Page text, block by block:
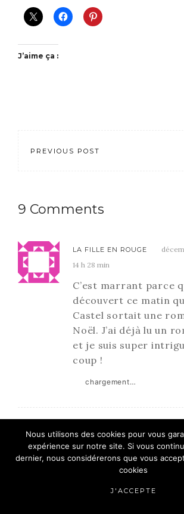
J’aime ça :
PREVIOUS POST
9 Comments
LA FILLE EN ROUGE
14 h 28 min
C’est marrant parce
découvert ce matin
Castel sortait une
Noël. J’ai déjà lu un
et je suis super
coup !
chargement…
POMMEROCK
22 h 37 min
Nous utilisons des cookies pour vous
expérience sur notre site. Si vous
dernier, nous considérerons que vous
cookies
J'ACCEPTE